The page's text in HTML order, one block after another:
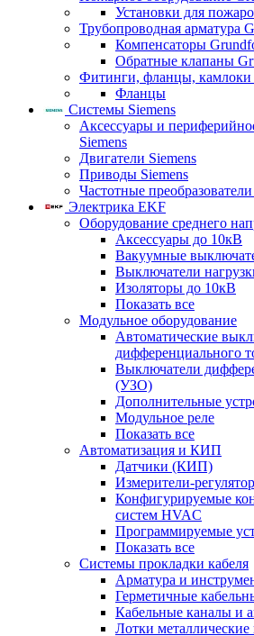
Установки для
Трубопроводная арматура
Компенсаторы
Обратные клапаны
Фитинги, фланцы, камлоки
Фланцы
Системы Siemens
Аксессуары и
Siemens
Двигатели Siemens
Приводы Siemens
Частотные
Электрика EKF
Оборудование среднего
Аксессуары до 10кВ
Вакуумные
Выключатели
Изоляторы до 10кВ
Показать все
Модульное оборудование
Автоматические
дифференциального
Выключатели
(УЗО)
Дополнительные
Модульное реле
Показать все
Автоматизация и КИП
Датчики (КИП)
Измерители-
Конфигурируемые
систем HVAC
Программируемые
Показать все
Системы прокладки кабеля
Арматура и
Герметичные
Кабельные каналы и
Лотки